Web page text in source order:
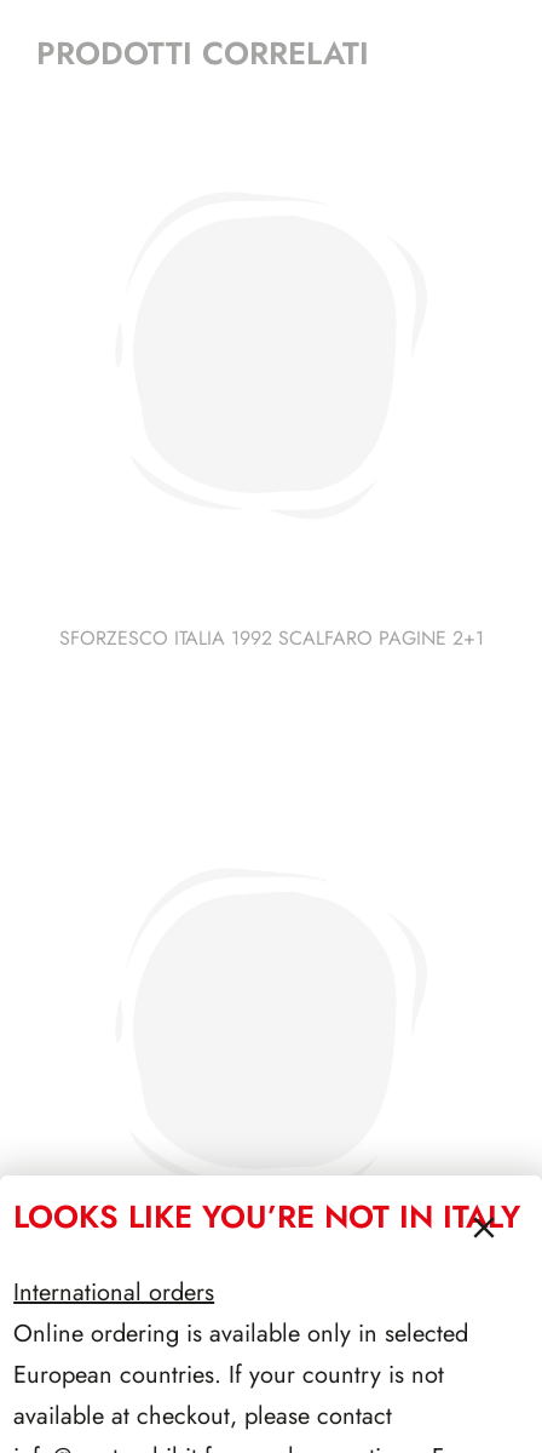
PRODOTTI CORRELATI
SFORZESCO ITALIA 1992 SCALFARO PAGINE 2+1
LOOKS LIKE YOU’RE NOT IN ITALY
International orders
Online ordering is available only in selected
European countries. If your country is not
available at checkout, please contact